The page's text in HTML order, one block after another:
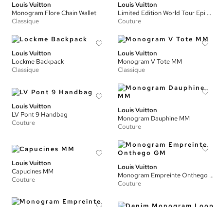
Louis Vuitton
Monogram Flore Chain Wallet
Classique
Louis Vuitton
Limited Edition World Tour Epi Twist MM
Couture
Louis Vuitton
Lockme Backpack
Classique
Louis Vuitton
Monogram V Tote MM
Classique
Louis Vuitton
LV Pont 9 Handbag
Couture
Louis Vuitton
Monogram Dauphine MM
Couture
Louis Vuitton
Capucines MM
Couture
Louis Vuitton
Monogram Empreinte Onthego GM
Couture